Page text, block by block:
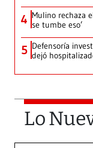
4 Mulino rechaza
se tumbe eso’
5 Defensoría
dejó
Lo